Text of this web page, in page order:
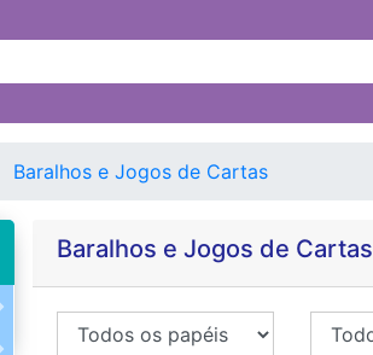
Baralhos e Jogos de Cartas
Baralhos e Jogos de Cartas